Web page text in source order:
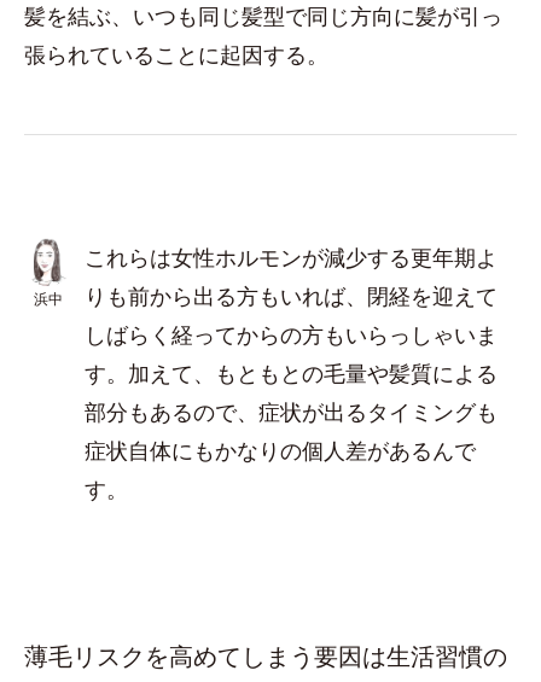
髪を結ぶ、いつも同じ髪型で同じ方向に髪が引っ
張られていることに起因する。
浜中
これらは女性ホルモンが減少する更年期よ
りも前から出る方もいれば、閉経を迎えて
しばらく経ってからの方もいらっしゃいま
す。加えて、もともとの毛量や髪質による
部分もあるので、症状が出るタイミングも
症状自体にもかなりの個人差があるんで
す。
薄毛リスクを高めてしまう要因は生活習慣の